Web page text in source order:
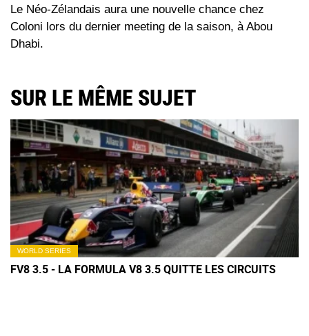
Le Néo-Zélandais aura une nouvelle chance chez
Coloni lors du dernier meeting de la saison, à Abou
Dhabi.
SUR LE MÊME SUJET
WORLD SERIES
FV8 3.5 - LA FORMULA V8 3.5 QUITTE LES CIRCUITS